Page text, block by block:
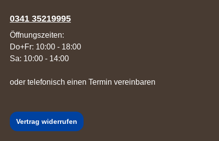
0341 35219995
Öffnungszeiten:
Do+Fr: 10:00 - 18:00
Sa: 10:00 - 14:00
oder telefonisch einen Termin vereinbaren
Vertrag widerrufen